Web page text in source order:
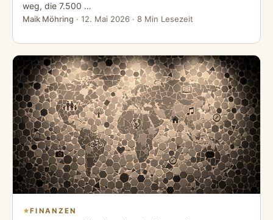
weg, die 7.500 …
Maik Möhring · 12. Mai 2026 · 8 Min Lesezeit
FINANZEN